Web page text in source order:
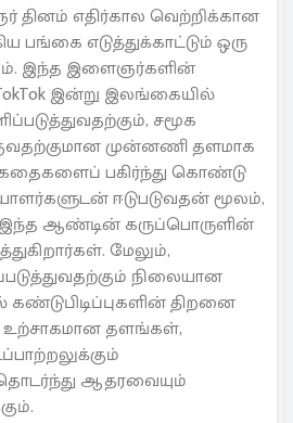
தினம் எதிர்கால வெற்றிக்கான
பங்கை எடுத்துக்காட்டும் ஒரு
இந்த இளைஞர்களின்
இன்று இலங்கையில்
சமூக
முன்னணி தளமாக
கதைகளைப் பகிர்ந்து கொண்டு
ஈடுபடுவதன் மூலம்,
ஆண்டின் கருப்பொருளின்
மேலும்,
நிலையான
கண்டுபிடிப்புகளின் திறனை
உற்சாகமான தளங்கள்,
ஆதரவையும்